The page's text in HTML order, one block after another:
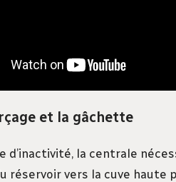
et la gâchette
d’inactivité, la centrale
réservoir vers la cuve haute